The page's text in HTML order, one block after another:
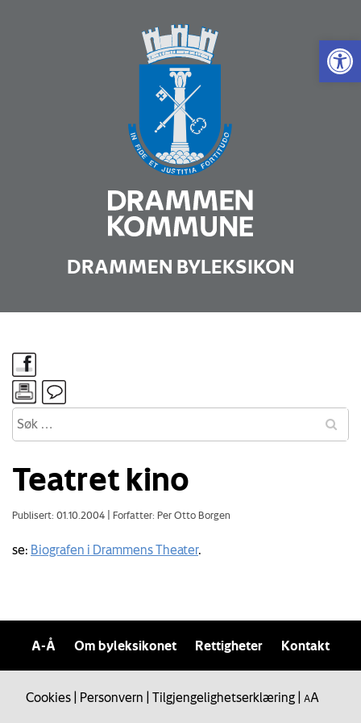
Vis
DRAMMEN BYLEKSIKON
Teatret kino
Publisert: 01.10.2004 Forfatter: Per Otto Borgen
se: Biografen i Drammens Theater.
A-Å Om byleksikonet Rettigheter Kontakt
Cookies Personvern Tilgjengelighetserklæring AA